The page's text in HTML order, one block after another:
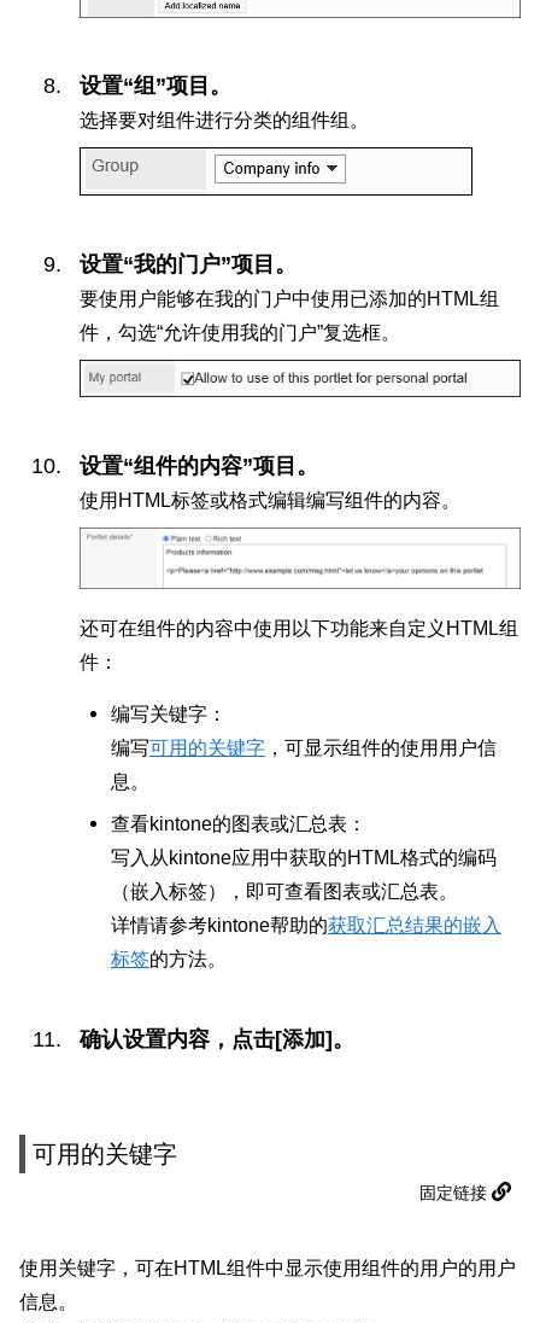
设置“组”项目。
选择要对组件进行分类的组件组。
设置“我的门户”项目。
要使用户能够在我的门户中使用已添加的HTML组
件，勾选“允许使用我的门户”复选框。
设置“组件的内容”项目。
使用HTML标签或格式编辑编写组件的内容。
还可在组件的内容中使用以下功能来自定义HTML组
件：
编写关键字：
编写可用的关键字 ，可显示组件的使用用户信
息。
查看kintone的图表或汇总表：
写入从kintone应用中获取的HTML格式的编码
（嵌入标签），即可查看图表或汇总表。
详情请参考kintone帮助的获取汇总结果的嵌入
标签的方法。
确认设置内容，点击[添加]。
可用的关键字
固定链接
使用关键字，可在HTML组件中显示使用组件的用户的用户
信息。